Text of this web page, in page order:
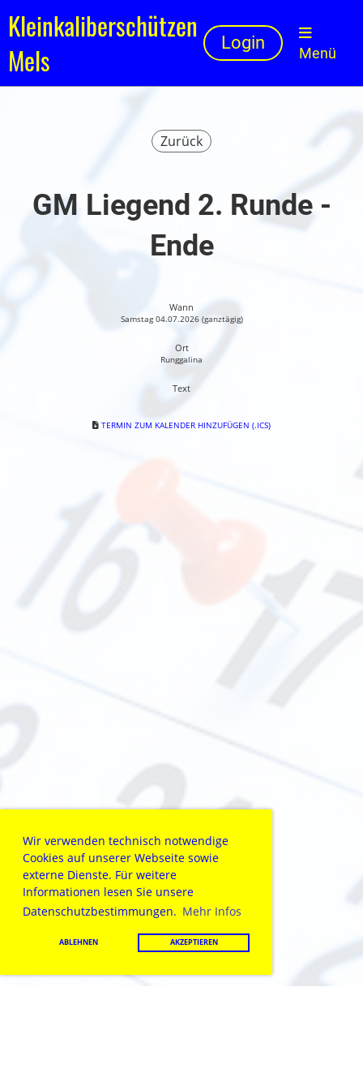
Wir verwenden technisch notwendige
Cookies auf unserer Webseite sowie
externe Dienste. Für weitere
Informationen lesen Sie unsere
Datenschutzbestimmungen. Mehr Infos
ABLEHNEN AKZEPTIEREN
Kleinkaliberschützen
Mels
Login
Menü
Zurück
GM Liegend 2. Runde -
Ende
Wann
Samstag 04.07.2026 (ganztägig)
Ort
Runggalina
Text
TERMIN ZUM KALENDER HINZUFÜGEN (.ICS)